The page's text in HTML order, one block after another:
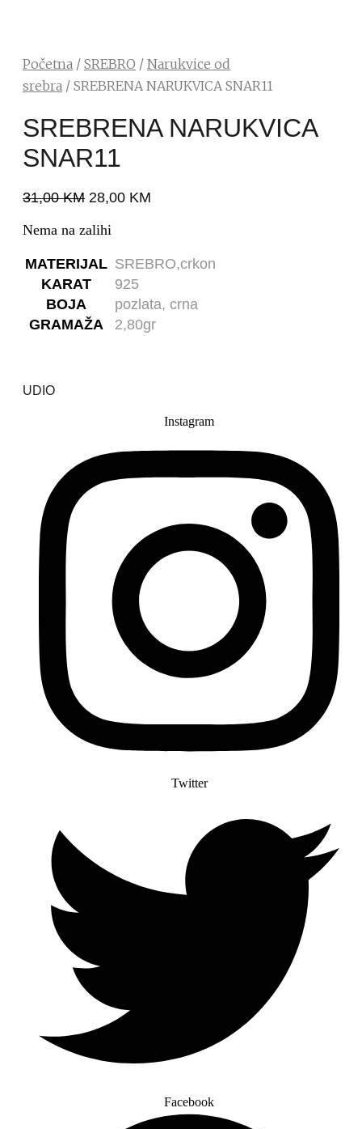
Početna / SREBRO / Narukvice od
srebra / SREBRENA NARUKVICA SNAR11
SREBRENA NARUKVICA
SNAR11
31,00KM 28,00 KM
Nema na zalihi
MATERIJAL SREBRO,crkon
KARAT
925
BOJA
pozlata, crna
GRAMAŽA
2,80gr
UDIO
Instagram
Twitter
Facebook